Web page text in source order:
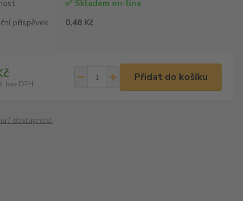
✅ Skladem on-line
příspěvek
0,48 Kč
bez DPH
Přidat do košíku
/ dostupnost